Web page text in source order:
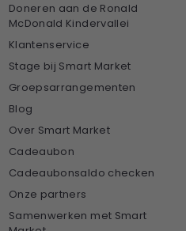
Doneren aan de Ronald
McDonald Kindervallei
Klantenservice
Stage bij Smart Market
Groepsarrangementen
Blog
Over Smart Market
Cadeaubon
Cadeaubonsaldo checken
Onze partners
Samenwerken met Smart